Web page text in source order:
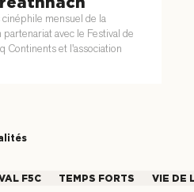
mensuel de la
avec le Festival de
Continents et l'association
F5C TEMPS FORTS VIE DE